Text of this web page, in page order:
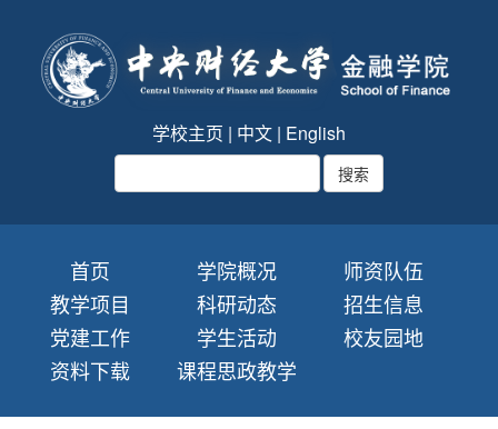
学校主页 | 中文 | English
首页 学院概况
师资队伍
教学项目
科研动态
招生信息
党建工作
学生活动
校友园地
资料下载
课程思政教学